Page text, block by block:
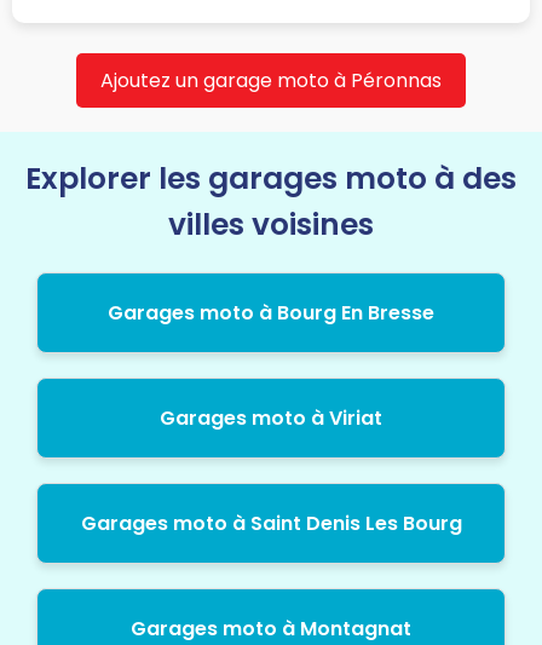
Ajoutez un garage moto à Péronnas
Explorer les garages moto à des
villes voisines
Garages moto à Bourg En Bresse
Garages moto à Viriat
Garages moto à Saint Denis Les Bourg
Garages moto à Montagnat